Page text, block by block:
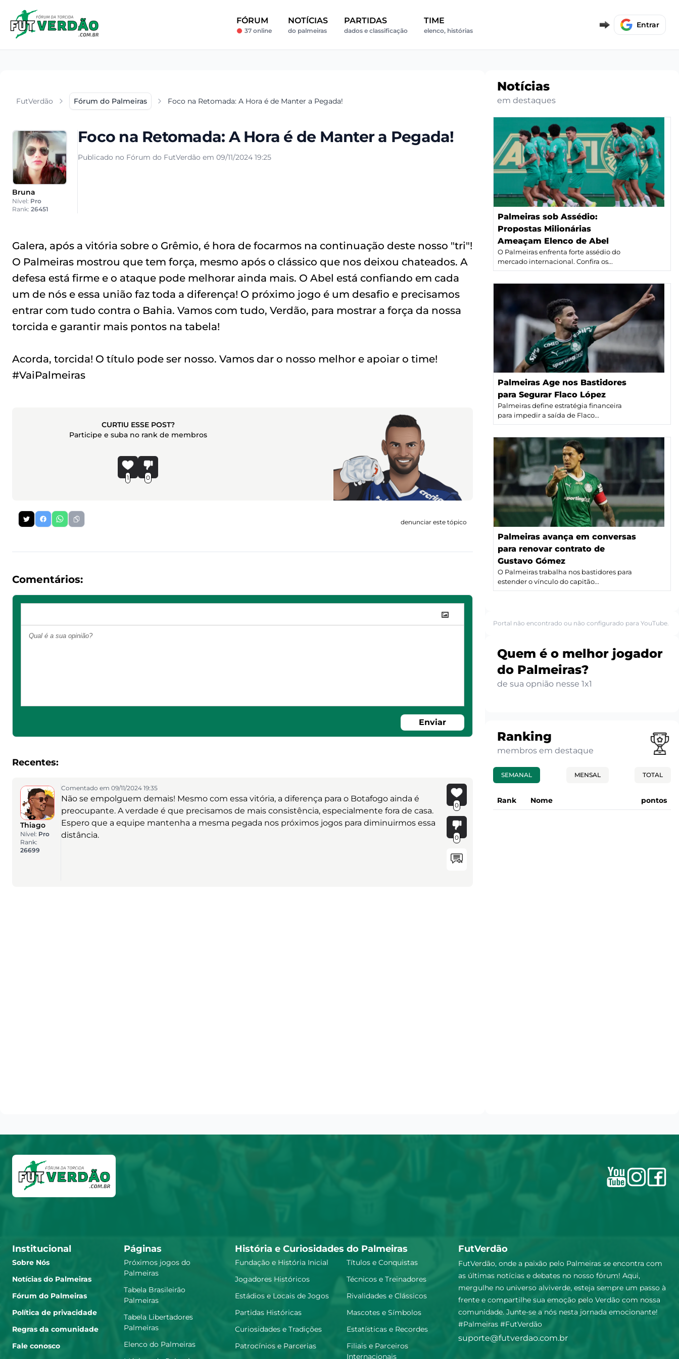
FÓRUM
37 online
NOTÍCIAS
do palmeiras
PARTIDAS
dados e classificação
TIME
elenco, histórias
Entrar
FutVerdão Fórum do Palmeiras Foco na Retomada: A Hora é de Manter a Pegada!
Bruna
Nível: Pro
Rank: 26451
Foco na Retomada: A Hora é de Manter a Pegada!
Publicado no Fórum do FutVerdão em 09/11/2024 19:25
Galera, após a vitória sobre o Grêmio, é hora de focarmos na continuação deste nosso "tri"!
O Palmeiras mostrou que tem força, mesmo após o clássico que nos deixou chateados. A
defesa está firme e o ataque pode melhorar ainda mais. O Abel está confiando em cada
um de nós e essa união faz toda a diferença! O próximo jogo é um desafio e precisamos
entrar com tudo contra o Bahia. Vamos com tudo, Verdão, para mostrar a força da nossa
torcida e garantir mais pontos na tabela!
Acorda, torcida! O título pode ser nosso. Vamos dar o nosso melhor e apoiar o time!
#VaiPalmeiras
CURTIU ESSE POST?
Participe e suba no rank de membros
1 0
denunciar este tópico
Comentários:
Enviar
Recentes:
Thiago
Nível: Pro
Rank:
26699
Comentado em 09/11/2024 19:35
Não se empolguem demais! Mesmo com essa vitória, a diferença para o Botafogo ainda é
preocupante. A verdade é que precisamos de mais consistência, especialmente fora de casa.
Espero que a equipe mantenha a mesma pegada nos próximos jogos para diminuirmos essa
distância.
0
0
Notícias
em destaques
Palmeiras sob Assédio:
Propostas Milionárias
Ameaçam Elenco de Abel
O Palmeiras enfrenta forte assédio do
mercado internacional. Confira os...
Palmeiras Age nos Bastidores
para Segurar Flaco López
Palmeiras define estratégia financeira
para impedir a saída de Flaco...
Palmeiras avança em conversas
para renovar contrato de
Gustavo Gómez
O Palmeiras trabalha nos bastidores para
estender o vínculo do capitão...
Portal não encontrado ou não configurado para YouTube.
Quem é o melhor jogador
do Palmeiras?
de sua opnião nesse 1x1
Ranking
membros em destaque
SEMANAL MENSAL TOTAL
Rank Nome pontos
Institucional
Sobre Nós
Notícias do Palmeiras
Fórum do Palmeiras
Política de privacidade
Regras da comunidade
Fale conosco
Páginas
Próximos jogos do
Palmeiras
Tabela Brasileirão
Palmeiras
Tabela Libertadores
Palmeiras
Elenco do Palmeiras
História e Curiosidades do Palmeiras
Fundação e História Inicial
Títulos e Conquistas
Jogadores Históricos
Técnicos e Treinadores
Estádios e Locais de Jogos
Rivalidades e Clássicos
Partidas Históricas
Mascotes e Símbolos
Curiosidades e Tradições
Estatísticas e Recordes
Patrocínios e Parcerias
Filiais e Parceiros
Internacionais
FutVerdão
FutVerdão, onde a paixão pelo Palmeiras se encontra com
as últimas notícias e debates no nosso fórum! Aqui,
mergulhe no universo alviverde, esteja sempre um passo à
frente e compartilhe sua emoção pelo Verdão com nossa
comunidade. Junte-se a nós nesta jornada emocionante!
#Palmeiras #FutVerdão
suporte@futverdao.com.br